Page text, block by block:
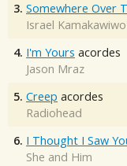
3. Somewhere Over
Israel
4. I'm Yours acordes
Jason Mraz
5. Creep acordes
Radiohead
6. I Thought I Saw
She and Him